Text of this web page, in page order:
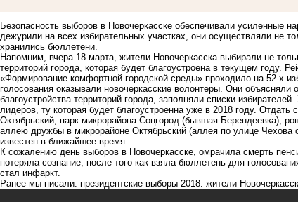
Безопасность выборов в Новочеркасске обеспечивали усиленные
дежурили на всех избирательных участках, они осуществляли не
хранились бюллетени.
Напомним, вчера 18 марта, жители Новочеркасска выбирали не
территорий города, которая будет благоустроена в текущем году.
«Формирование комфортной городской среды» проходило на 52-х
голосования оказывали новочеркасские волонтеры. Они объясняли
благоустройства территорий города, заполняли списки
лидеров, ту которая будет благоустроенна уже в 2018 году.
Октябрьский, парк микрорайона Соцгород (бывшая Берендеевка),
аллею дружбы в микрорайоне Октябрьский (аллея по улице
известен в ближайшее время.
К сожалению день выборов в Новочеркасске, омрачила смерть
потеряла сознание, после того как взяла бюллетень для
стал инфаркт.
Ранее мы писали: президентские выборы 2018: жители